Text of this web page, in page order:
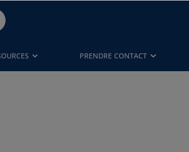
PRENDRE CONTACT